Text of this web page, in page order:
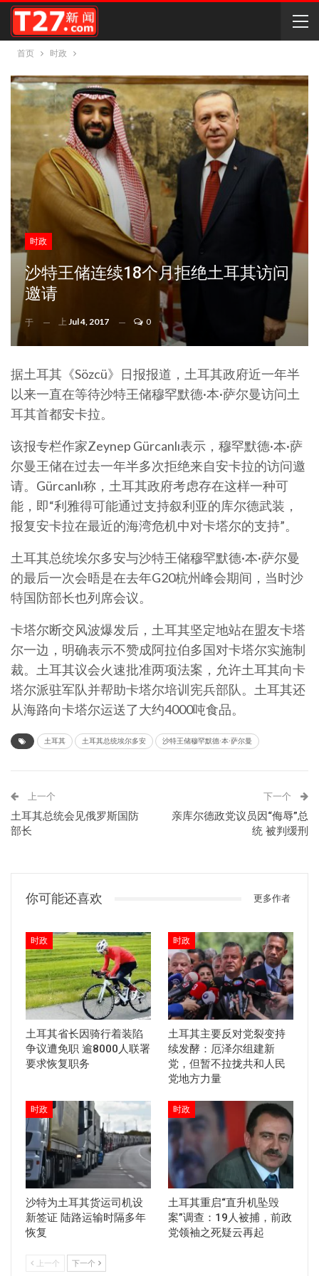
首页 时政
时政
沙特王储连续18个月拒绝土耳其访问
邀请
于 上 Jul 4, 2017 0
据土耳其《Sözcü》日报报道，土耳其政府近一年半
以来一直在等待沙特王储穆罕默德·本·萨尔曼访问土
耳其首都安卡拉。
该报专栏作家Zeynep Gürcanlı表示，穆罕默德·本·萨
尔曼王储在过去一年半多次拒绝来自安卡拉的访问邀
请。Gürcanlı称，土耳其政府考虑存在这样一种可
能，即“利雅得可能通过支持叙利亚的库尔德武装，
报复安卡拉在最近的海湾危机中对卡塔尔的支持”。
土耳其总统埃尔多安与沙特王储穆罕默德·本·萨尔曼
的最后一次会晤是在去年G20杭州峰会期间，当时沙
特国防部长也列席会议。
卡塔尔断交风波爆发后，土耳其坚定地站在盟友卡塔
尔一边，明确表示不赞成阿拉伯多国对卡塔尔实施制
裁。土耳其议会火速批准两项法案，允许土耳其向卡
塔尔派驻军队并帮助卡塔尔培训宪兵部队。土耳其还
从海路向卡塔尔运送了大约4000吨食品。
土耳其 土耳其总统埃尔多安 沙特王储穆罕默德·本·萨尔曼
上一个
土耳其总统会见俄罗斯国防
部长
下一个
亲库尔德政党议员因“侮辱”总
统 被判缓刑
你可能还喜欢 更多作者
时政
土耳其省长因骑行着装陷
争议遭免职 逾8000人联署
要求恢复职务
时政
土耳其主要反对党裂变持
续发酵：厄泽尔组建新
党，但暂不拉拢共和人民
党地方力量
时政
沙特为土耳其货运司机设
新签证 陆路运输时隔多年
恢复
时政
土耳其重启“直升机坠毁
案”调查：19人被捕，前政
党领袖之死疑云再起
上一个 下一个